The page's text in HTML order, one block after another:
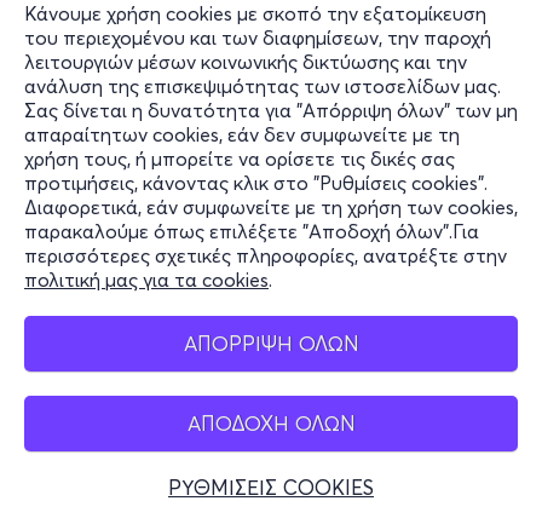
Κάνουμε χρήση cookies με σκοπό την εξατομίκευση
του περιεχομένου και των διαφημίσεων, την παροχή
λειτουργιών μέσων κοινωνικής δικτύωσης και την
ανάλυση της επισκεψιμότητας των ιστοσελίδων μας.
Σας δίνεται η δυνατότητα για "Απόρριψη όλων" των μη
απαραίτητων cookies, εάν δεν συμφωνείτε με τη
χρήση τους, ή μπορείτε να ορίσετε τις δικές σας
προτιμήσεις, κάνοντας κλικ στο "Ρυθμίσεις cookies".
Διαφορετικά, εάν συμφωνείτε με τη χρήση των cookies,
παρακαλούμε όπως επιλέξετε "Αποδοχή όλων".Για
περισσότερες σχετικές πληροφορίες, ανατρέξτε στην
πολιτική μας για τα cookies.
ΑΠΟΡΡΙΨΗ ΟΛΩΝ
ΑΠΟΔΟΧΗ ΟΛΩΝ
ΡΥΘΜΙΣΕΙΣ COOKIES